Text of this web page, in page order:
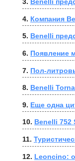
4. Компания
5. Benelli
6. Появление
7. Пол-
8. Benelli
9. Еще одна
10. Benelli 752
11.
12. Leoncino: